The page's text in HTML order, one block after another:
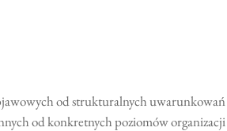
od strukturalnych
od konkretnych poziomów organizacji